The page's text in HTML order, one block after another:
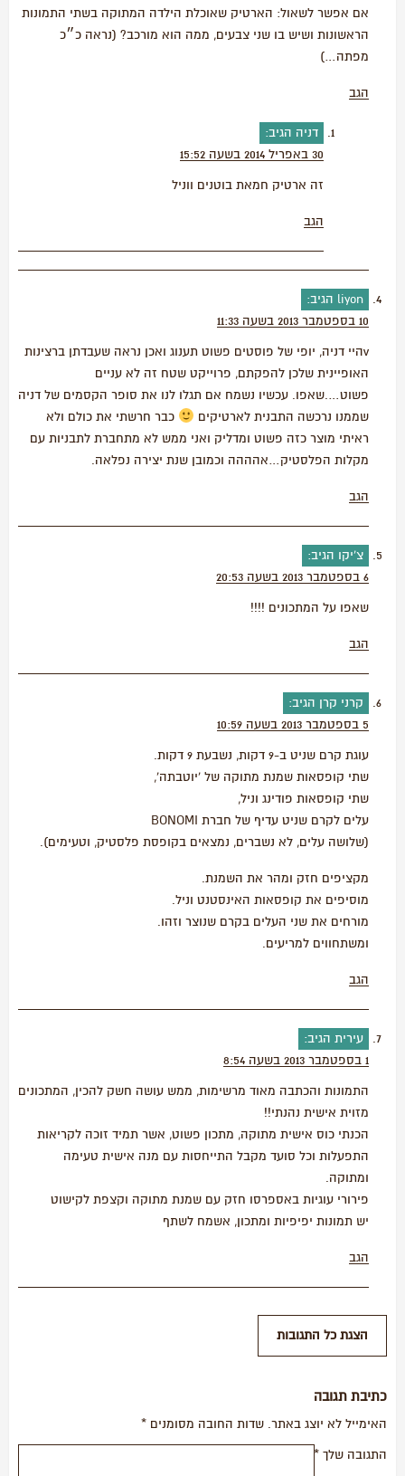
אם אפשר לשאול: הארטיק שאוכלת הילדה המתוקה בשתי התמונות
הראשונות ושיש בו שני צבעים, ממה הוא מורכב? (נראה כ״כ
מפתה…)
הגב
דניה
הגיב:
30 באפריל 2014 בשעה 15:52
זה ארטיק חמאת בוטנים ווניל
הגב
liyon
הגיב:
10 בספטמבר 2013 בשעה 11:33
vהיי דניה, יופי של פוסטים פשוט תענוג ואכן נראה שעבדתן ברצינות
האופיינית שלכן להפקתם, פרוייקט שטח זה לא עניים
פשוט….שאפו. עכשיו נשמח אם תגלו לנו את סופר הקסמים של דניה
שממנו נרכשה התבנית לארטיקים
כבר חרשתי את כולם ולא
ראיתי מוצר כזה פשוט ומדליק ואני ממש לא מתחברת לתבניות עם
מקלות הפלסטיק…אהההה וכמובן שנת יצירה נפלאה.
הגב
צ'יקו
הגיב:
6 בספטמבר 2013 בשעה 20:53
שאפו על המתכונים !!!!
הגב
קרני קרן
הגיב:
5 בספטמבר 2013 בשעה 10:59
עוגת קרם שניט ב-9 דקות, נשבעת 9 דקות.
שתי קופסאות שמנת מתוקה של 'יוטבתה',
שתי קופסאות פודינג וניל,
עלים לקרם שניט עדיף של חברת BONOMI
(שלושה עלים, לא נשברים, נמצאים בקופסת פלסטיק, וטעימים).
מקציפים חזק ומהר את השמנת.
מוסיפים את קופסאות האינסטנט וניל.
מורחים את שני העלים בקרם שנוצר וזהו.
ומשתחווים למריעים.
הגב
עירית
הגיב:
1 בספטמבר 2013 בשעה 8:54
התמונות והכתבה מאוד מרשימות, ממש עושה חשק להכין, המתכונים
מזוית אישית נהנתי!!
הכנתי כוס אישית מתוקה, מתכון פשוט, אשר תמיד זוכה לקריאות
התפעלות וכל סועד מקבל התייחסות עם מנה אישית טעימה
ומתוקה.
פירורי עוגיות באספרסו חזק עם שמנת מתוקה וקצפת לקישוט
יש תמונות יפיפיות ומתכון, אשמח לשתף
הגב
כתיבת תגובה
האימייל לא יוצג באתר. שדות החובה מסומנים *
התגובה שלך *